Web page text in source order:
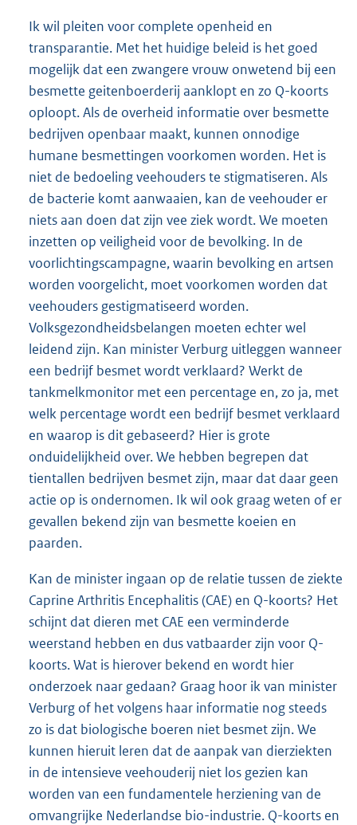
Ik wil pleiten voor complete openheid en
transparantie. Met het huidige beleid is het goed
mogelijk dat een zwangere vrouw onwetend bij een
besmette geitenboerderij aanklopt en zo Q-koorts
oploopt. Als de overheid informatie over besmette
bedrijven openbaar maakt, kunnen onnodige
humane besmettingen voorkomen worden. Het is
niet de bedoeling veehouders te stigmatiseren. Als
de bacterie komt aanwaaien, kan de veehouder er
niets aan doen dat zijn vee ziek wordt. We moeten
inzetten op veiligheid voor de bevolking. In de
voorlichtingscampagne, waarin bevolking en artsen
worden voorgelicht, moet voorkomen worden dat
veehouders gestigmatiseerd worden.
Volksgezondheidsbelangen moeten echter wel
leidend zijn. Kan minister Verburg uitleggen wanneer
een bedrijf besmet wordt verklaard? Werkt de
tankmelkmonitor met een percentage en, zo ja, met
welk percentage wordt een bedrijf besmet verklaard
en waarop is dit gebaseerd? Hier is grote
onduidelijkheid over. We hebben begrepen dat
tientallen bedrijven besmet zijn, maar dat daar geen
actie op is ondernomen. Ik wil ook graag weten of er
gevallen bekend zijn van besmette koeien en
paarden.
Kan de minister ingaan op de relatie tussen de ziekte
Caprine Arthritis Encephalitis (CAE) en Q-koorts? Het
schijnt dat dieren met CAE een verminderde
weerstand hebben en dus vatbaarder zijn voor Q-
koorts. Wat is hierover bekend en wordt hier
onderzoek naar gedaan? Graag hoor ik van minister
Verburg of het volgens haar informatie nog steeds
zo is dat biologische boeren niet besmet zijn. We
kunnen hieruit leren dat de aanpak van dierziekten
in de intensieve veehouderij niet los gezien kan
worden van een fundamentele herziening van de
omvangrijke Nederlandse bio-industrie. Q-koorts en